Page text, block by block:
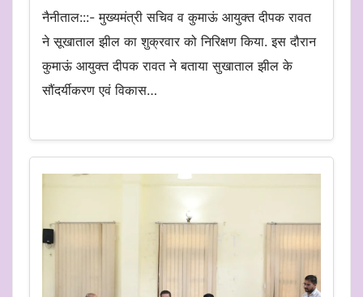
नैनीताल:::- मुख्यमंत्री सचिव व कुमाऊं आयुक्त दीपक रावत
ने सूखाताल झील का शुक्रवार को निरिक्षण किया. इस दौरान
कुमाऊं आयुक्त दीपक रावत ने बताया सुखाताल झील के
सौंदर्यीकरण एवं विकास…